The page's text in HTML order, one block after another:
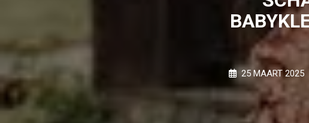
25 MAART 2025